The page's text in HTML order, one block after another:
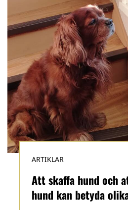
Att skaffa hund och
hund kan betyda
ARTIKLAR